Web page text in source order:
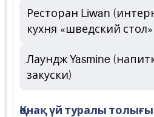
Ресторан Liwan
кухня «шведский
Лаундж Yasmine
закуски)
Қонақ үй туралы